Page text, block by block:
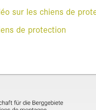
sur les chiens de
de pro­tec­tion